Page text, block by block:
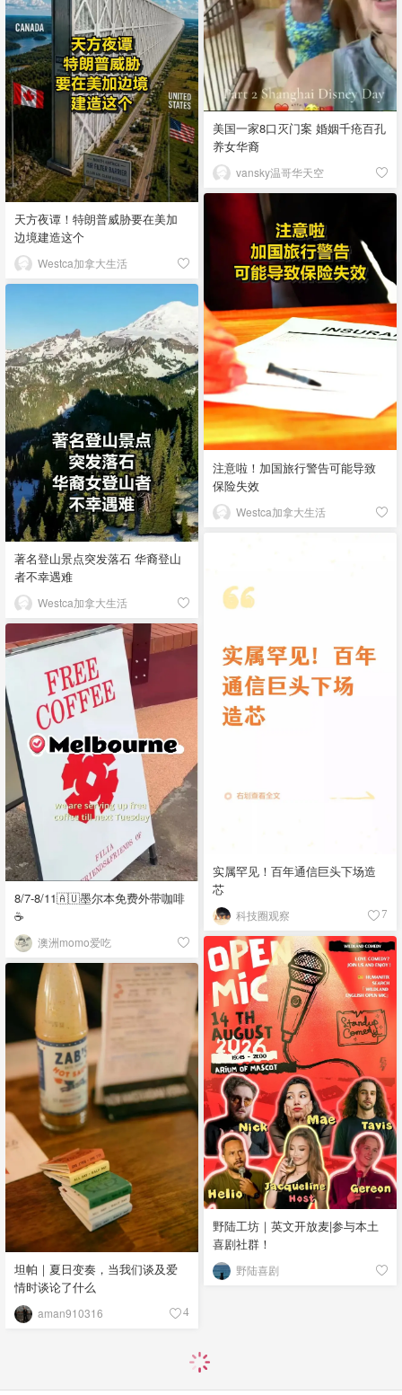
美国一家8口灭门案 婚姻千疮百孔
养女华裔
vansky温哥华天空
天方夜谭！特朗普威胁要在美加
边境建造这个
Westca加拿大生活
注意啦！加国旅行警告可能导致
保险失效
Westca加拿大生活
著名登山景点突发落石 华裔登山
者不幸遇难
Westca加拿大生活
实属罕见！百年通信巨头下场造
芯
科技圈观察 7
8/7-8/11🇦🇺墨尔本免费外带咖啡
☕
澳洲momo爱吃
野陆工坊｜英文开放麦|参与本土
喜剧社群！
野陆喜剧
坦帕｜夏日变奏，当我们谈及爱
情时谈论了什么
aman910316 4